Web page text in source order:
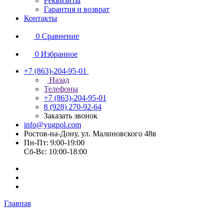
Гарантия и возврат
Контакты
0 Сравнение
0 Избранное
+7 (863)-204-95-01
Назад
Телефоны
+7 (863)-204-95-01
8 (928) 270-92-64
Заказать звонок
info@yugpol.com
Ростов-на-Дону, ул. Малиновского 48в
Пн-Пт: 9:00-19:00
Cб-Вс: 10:00-18:00
Главная